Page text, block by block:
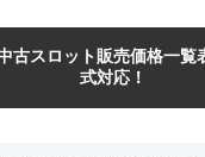
古スロット販売価格一
式対応！